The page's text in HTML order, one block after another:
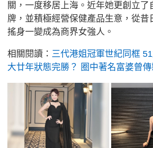
關，一度移居上海。近年她更創立了
牌，並積極經營保健產品生意，從昔
搖身一變成為商界女強人。
相關閱讀： 三代港姐冠軍世紀同框
大廿年狀態完勝？ 圈中著名富婆曾